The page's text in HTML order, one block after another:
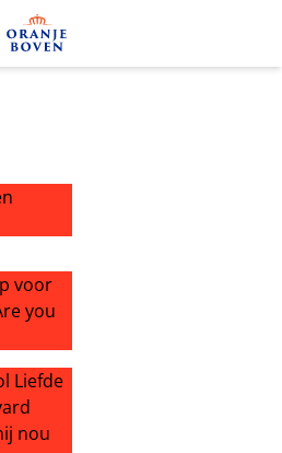
verwijderd’
Jaimie Vaes: “Are you serious,